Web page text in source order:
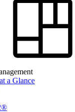
a Glance